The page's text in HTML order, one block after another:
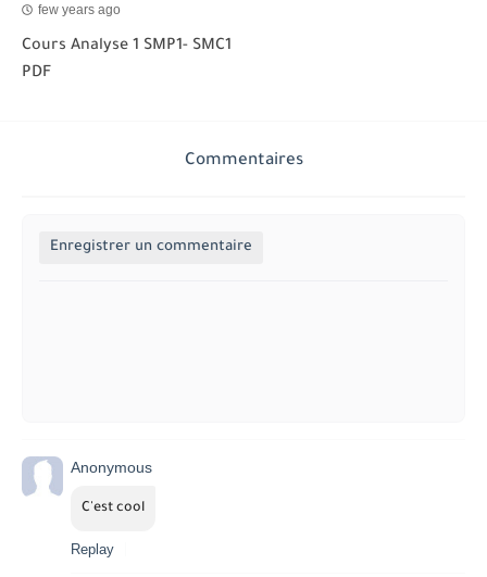
few years ago
Cours Analyse 1 SMP1- SMC1
PDF
Commentaires
Enregistrer un commentaire
Anonymous
C'est cool
Replay